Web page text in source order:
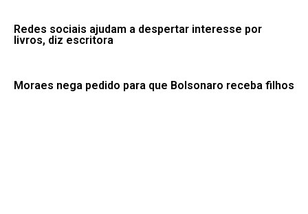
Redes sociais ajudam a despertar interesse por
livros, diz escritora
Moraes nega pedido para que Bolsonaro receba filhos